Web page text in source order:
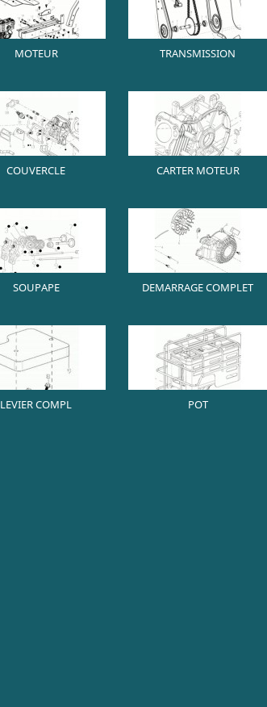
MOTEUR TRANSMISSION
COUVERCLE CARTER MOTEUR
SOUPAPE DEMARRAGE COMPLET
LEVIER COMPL POT